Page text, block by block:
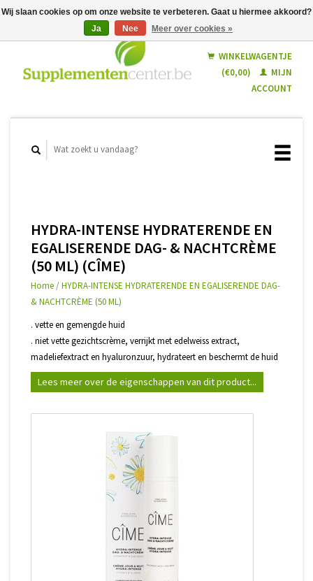
Nederlands
WINKELWAGENTJE
(€0,00)
MIJN
ACCOUNT
HYDRA-INTENSE HYDRATERENDE EN
EGALISERENDE DAG- & NACHTCRÈME
(50 ML) (CÎME)
Home /HYDRA-INTENSE HYDRATERENDE EN EGALISERENDE DAG-
& NACHTCRÈME (50 ML)
. vette en gemengde huid
. niet vette gezichtscrème, verrijkt met edelweiss extract,
madeliefextract en hyaluronzuur, hydrateert en beschermt de huid
Lees meer over de eigenschappen van dit product...
Wij slaan cookies op om onze website te verbeteren. Gaat u hiermee akkoord?
Ja
Nee Meer over cookies »